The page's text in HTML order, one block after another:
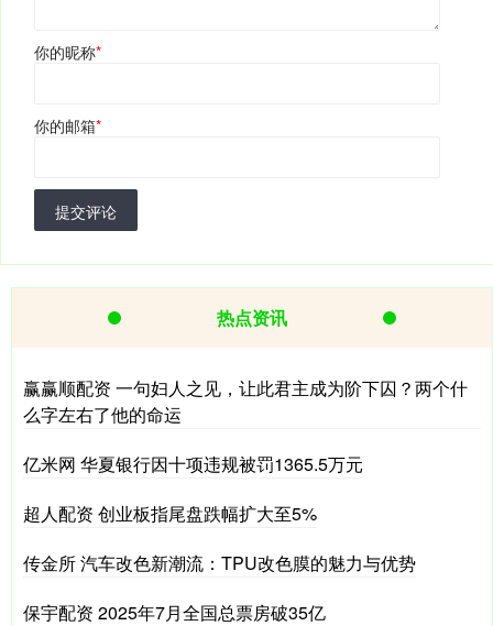
你的昵称*
你的邮箱*
提交评论
热点资讯
赢赢顺配资 一句妇人之见，让此君主成为阶下囚？两个什
么字左右了他的命运
亿米网 华夏银行因十项违规被罚1365.5万元
超人配资 创业板指尾盘跌幅扩大至5%
传金所 汽车改色新潮流：TPU改色膜的魅力与优势
保宇配资 2025年7月全国总票房破35亿